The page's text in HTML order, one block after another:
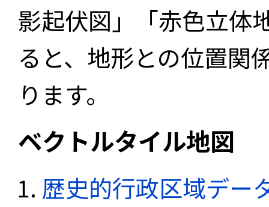
影起伏図」「赤色立体
ると、地形との位置関
ります。
ベクトルタイル地図
歴史的行政区域デー